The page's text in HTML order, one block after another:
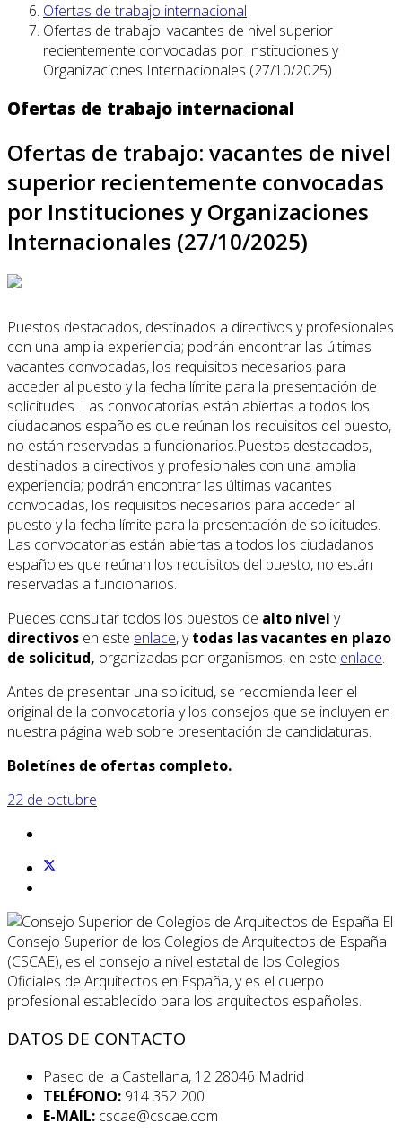
Ofertas de trabajo internacional
Ofertas de trabajo: vacantes de nivel superior
recientemente convocadas por Instituciones y
Organizaciones Internacionales (27/10/2025)
Ofertas de trabajo internacional
Ofertas de trabajo: vacantes de nivel
superior recientemente convocadas
por Instituciones y Organizaciones
Internacionales (27/10/2025)
Puestos destacados, destinados a directivos y profesionales
con una amplia experiencia; podrán encontrar las últimas
vacantes convocadas, los requisitos necesarios para
acceder al puesto y la fecha límite para la presentación de
solicitudes. Las convocatorias están abiertas a todos los
ciudadanos españoles que reúnan los requisitos del puesto,
no están reservadas a funcionarios.Puestos destacados,
destinados a directivos y profesionales con una amplia
experiencia; podrán encontrar las últimas vacantes
convocadas, los requisitos necesarios para acceder al
puesto y la fecha límite para la presentación de solicitudes.
Las convocatorias están abiertas a todos los ciudadanos
españoles que reúnan los requisitos del puesto, no están
reservadas a funcionarios.
Puedes consultar todos los puestos de alto nivel y
directivos en este enlace, ytodas las vacantes en plazo
de solicitud, organizadas por organismos, en este enlace.
Antes de presentar una solicitud, se recomienda leer el
original de la convocatoria y los consejos que se incluyen en
nuestra página web sobre presentación de candidaturas.
Boletínes de ofertas completo.
22 de octubre
El
Consejo Superior de los Colegios de Arquitectos de España
(CSCAE), es el consejo a nivel estatal de los Colegios
Oficiales de Arquitectos en España, y es el cuerpo
profesional establecido para los arquitectos españoles.
DATOS DE CONTACTO
Paseo de la Castellana, 12 28046 Madrid
TELÉFONO: 914 352 200
E-MAIL: cscae@cscae.com